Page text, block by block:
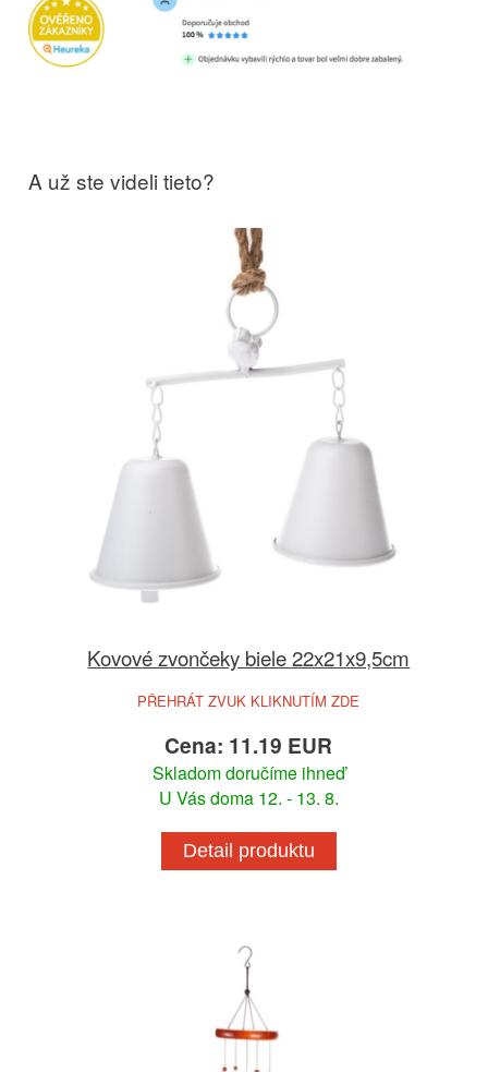
A už ste videli tieto?
Kovové zvončeky biele 22x21x9,5cm
PŘEHRÁT ZVUK KLIKNUTÍM ZDE
Cena: 11.19 EUR
Skladom doručíme ihneď
U Vás doma 12. - 13. 8.
Detail produktu